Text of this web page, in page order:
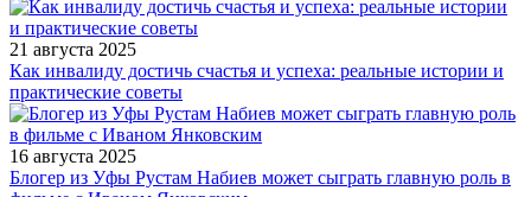
21 августа 2025
Как инвалиду достичь счастья и успеха: реальные истории и
практические советы
16 августа 2025
Блогер из Уфы Рустам Набиев может сыграть главную роль в